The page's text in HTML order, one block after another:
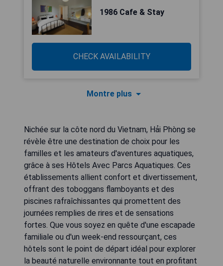
1986 Cafe & Stay
CHECK AVAILABILITY
Montre plus
Nichée sur la côte nord du Vietnam, Hải Phòng se
révèle être une destination de choix pour les
familles et les amateurs d'aventures aquatiques,
grâce à ses Hôtels Avec Parcs Aquatiques. Ces
établissements allient confort et divertissement,
offrant des toboggans flamboyants et des
piscines rafraîchissantes qui promettent des
journées remplies de rires et de sensations
fortes. Que vous soyez en quête d'une escapade
familiale ou d'un week-end ressourçant, ces
hôtels sont le point de départ idéal pour explorer
la beauté naturelle environnante tout en profitant